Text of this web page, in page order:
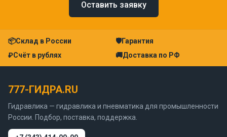
Оставить заявку
📦Склад в России 🛡Гарантия
₽Счёт в рублях 🚚Доставка по РФ
777-ГИДРА.RU
Гидравлика — гидравлика и пневматика для промышленности
России. Подбор, поставка, поддержка.